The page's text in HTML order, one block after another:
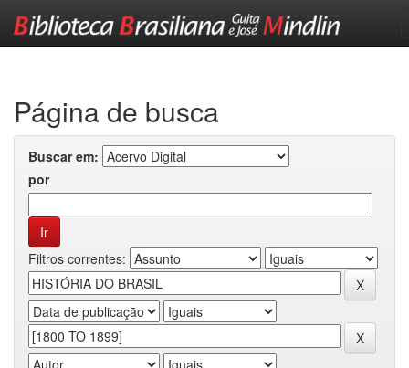
Página de busca
Buscar em:
por
Filtros correntes: